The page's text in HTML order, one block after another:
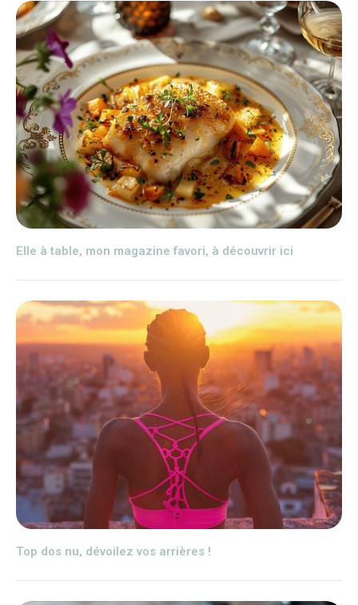
Elle à table, mon magazine favori, à découvrir ici
Top dos nu, dévoilez vos arrières !